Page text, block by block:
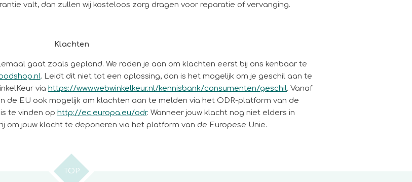
valt, dan zullen wij kosteloos zorg dragen voor reparatie of vervanging.
Klachten
gaat zoals gepland. We raden je aan om klachten eerst bij ons kenbaar te
. Leidt dit niet tot een oplossing, dan is het mogelijk om je geschil aan te
via https://www.webwinkelkeur.nl/kennisbank/consumenten/geschil. Vanaf
de EU ook mogelijk om klachten aan te melden via het ODR-platform van de
te vinden op http://ec.europa.eu/odr. Wanneer jouw klacht nog niet elders in
om jouw klacht te deponeren via het platform van de Europese Unie.
TOP